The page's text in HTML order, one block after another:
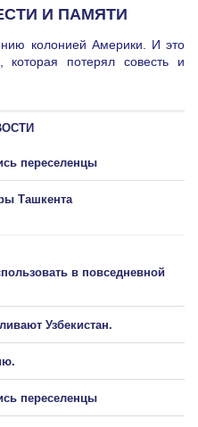
И ПАМЯТИ
колонией Америки. И это
потерял совесть и
переселенцы
Ташкента
в повседневной
Узбекистан.
переселенцы